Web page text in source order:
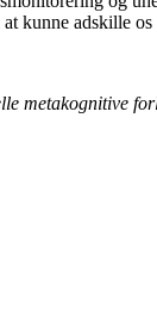
kunne adskille
metakognitive